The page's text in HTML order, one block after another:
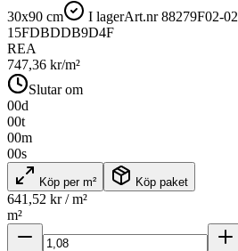
30x90 cm I lagerArt.nr88279F02-
15FDBDDB9D4F
REA
747,36 kr/m²
Slutar om
00d
00t
00m
00s
Köp per m² Köp paket
641,52 kr / m²
m²